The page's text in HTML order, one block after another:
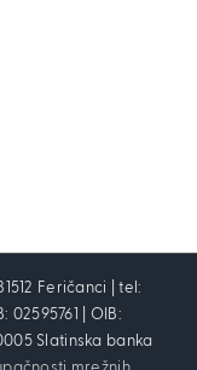
Feričanci | tel:
02595761 | OIB:
Slatinska banka